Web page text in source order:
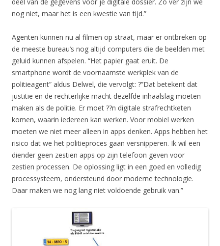
nog niet, maar het is een kwestie van tijd.”
Agenten kunnen nu al filmen op straat, maar er ontbreken op
de meeste bureau’s nog altijd computers die de beelden met
geluid kunnen afspelen. “Het papier gaat eruit. De
smartphone wordt de voornaamste werkplek van de
politieagent” aldus Delwel, die vervolgt: ?”Dat betekent dat
justitie en de rechterlijke macht dezelfde inhaalslag moeten
maken als de politie. Er moet ??n digitale strafrechtketen
komen, waarin iedereen kan werken. Voor mobiel werken
moeten we niet meer alleen in apps denken. Apps hebben het
risico dat we het politieproces gaan versnipperen. Ik wil een
diender geen zestien apps op zijn telefoon geven voor
zestien processen. De oplossing ligt in een goed en volledig
processysteem, ondersteund door moderne technologie.
Daar maken we nog lang niet voldoende gebruik van.”